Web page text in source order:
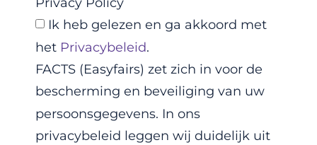
Privacy Policy
Ik heb gelezen en ga akkoord met
het Privacybeleid.
FACTS (Easyfairs) zet zich in voor de
bescherming en beveiliging van uw
persoonsgegevens. In ons
privacybeleid leggen wij duidelijk uit